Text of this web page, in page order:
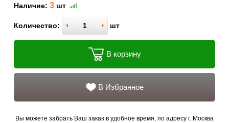
Наличие: 3 шт
Количество: шт
В корзину
В Избранное
Вы можете забрать Ваш заказ в удобное время, по адресу г. Москва